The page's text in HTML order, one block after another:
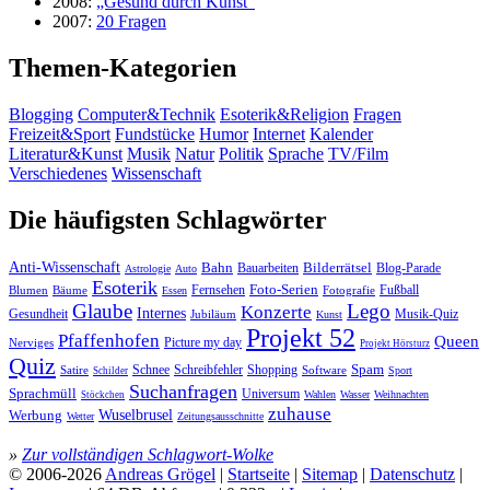
2007: 20 Fragen
Themen-Kategorien
Blogging Computer&Technik Esoterik&Religion Fragen
Freizeit&Sport Fundstücke Humor Internet Kalender
Literatur&Kunst Musik Natur Politik Sprache TV/Film
Verschiedenes Wissenschaft
Die häufigsten Schlagwörter
Anti-Wissenschaft Astrologie Auto Bahn Bauarbeiten Bilderrätsel Blog-Parade
Blumen Bäume Esoterik Essen Fernsehen Foto-Serien Fotografie Fußball
Gesundheit Glaube Internes Jubiläum Konzerte Kunst Lego Musik-Quiz
Nerviges Pfaffenhofen Picture my day Projekt 52 Projekt Hörsturz Queen
Quiz Satire Schilder Schnee Schreibfehler Shopping Software Spam Sport
Sprachmüll Stöckchen Suchanfragen Universum Wahlen Wasser Weihnachten
Werbung Wetter Wuselbrusel Zeitungsausschnitte zuhause
» Zur vollständigen Schlagwort-Wolke
© 2006-2026 Andreas Grögel | Startseite | Sitemap | Datenschutz |